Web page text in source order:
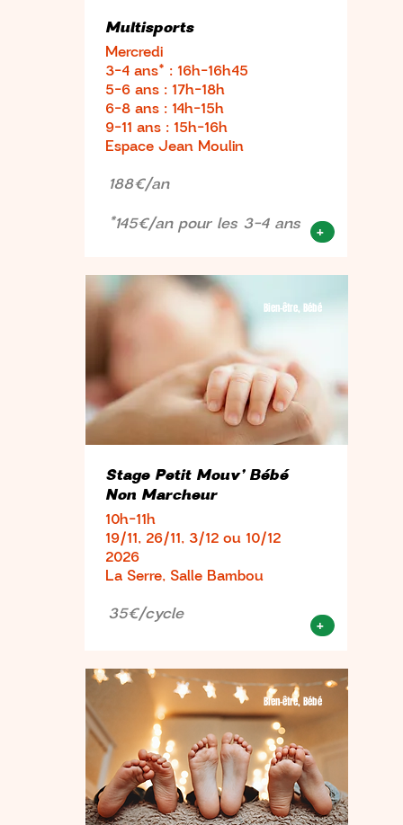
Multisports
Mercredi
3-4 ans* : 16h-16h45
5-6 ans : 17h-18h
6-8 ans : 14h-15h
9-11 ans : 15h-16h
Espace Jean Moulin
188€/an
*145€/an pour les 3-4 ans +
Bien-être, Bébé
Stage Petit Mouv’ Bébé
Non Marcheur
10h-11h
19/11, 26/11, 3/12 ou 10/12
2026
La Serre, Salle Bambou
35€/cycle +
Bien-être, Bébé